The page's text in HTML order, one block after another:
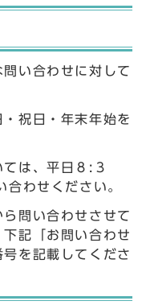
い合わせに対して
祝日・年末年始を
は、平日８:３
合わせください。
問い合わせさせて
記「お問い合わせ
を記載してくださ